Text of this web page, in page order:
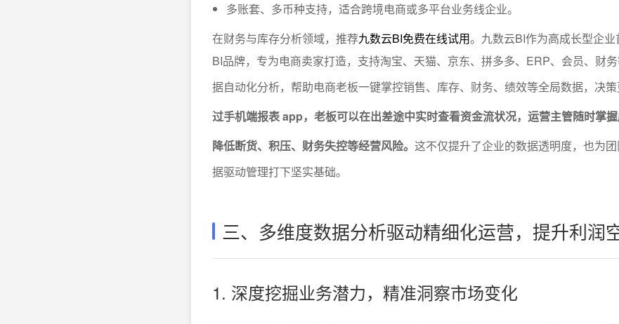
多账套、多币种支持，适合跨境电商或多平台业务线企业。
在财务与库存分析领域，推荐九数云BI免费在线试用。九数云BI作为高成长型企
BI品牌，专为电商卖家打造，支持淘宝、天猫、京东、拼多多、ERP、会员、财
据自动化分析，帮助电商老板一键掌控销售、库存、财务、绩效等全局数据，决策
过手机端报表 app，老板可以在出差途中实时查看资金流状况，运营主管随时掌握
降低断货、积压、财务失控等经营风险。 这不仅提升了企业的数据透明度，也为
据驱动管理打下坚实基础。
三、多维度数据分析驱动精细化运营，提升利润
1. 深度挖掘业务潜力，精准洞察市场变化